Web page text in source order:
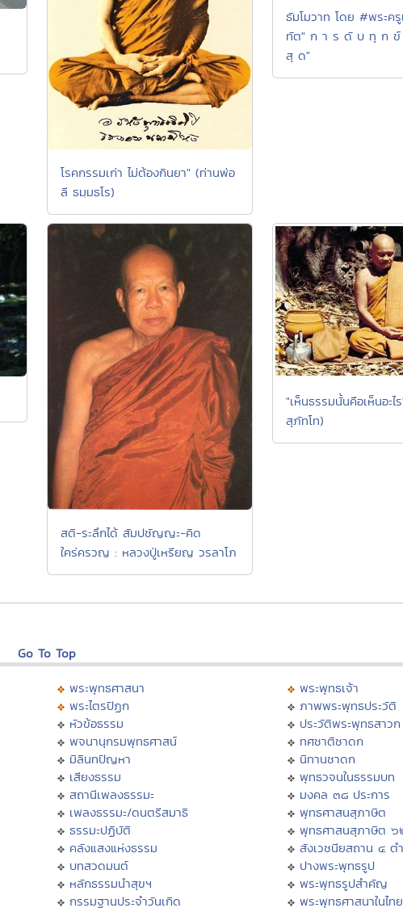
โรคกรรมเก่า ไม่ต้องกินยา" (ท่านพ่อ
ลี ธมฺมธโร)
ธัมโมวาท โดย #พระค
ทัต" ก า ร ดั บ ทุ ก
สุ ด"
สติ-ระลึกได้ สัมปชัญญะ-คิด
ใคร่ครวญ : หลวงปู่เหรียญ วรลาโภ
"เห็นธรรมนั้นคือเห็นอะ
สุภัทโท)
Go To Top
พระพุทธศาสนา
พระไตรปิฏก
หัวข้อธรรม
พจนานุกรมพุทธศาสน์
มิลินทปัญหา
เสียงธรรม
สถานีเพลงธรรมะ
เพลงธรรมะ/ดนตรีสมาธิ
ธรรมะปฏิบัติ
คลังแสงแห่งธรรม
บทสวดมนต์
หลักธรรมนำสุขฯ
กรรมฐานประจำวันเกิด
พระพุทธเจ้า
ภาพพระพุทธประวัติ
ประวัติพระพุทธสาวก
ทศชาติชาดก
นิทานชาดก
พุทธวจนในธรรมบท
มงคล ๓๘ ประการ
พุทธศาสนสุภาษิต
พุทธศาสนสุภาษิต ๖
สังเวชนียสถาน ๔ ต
ปางพระพุทธรูป
พระพุทธรูปสำคัญ
พระพุทธศาสนาในไทย